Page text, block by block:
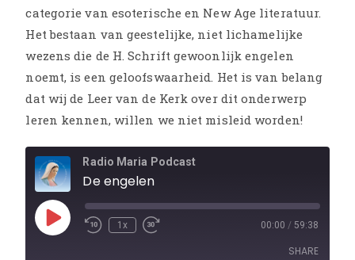
categorie van esoterische en New Age literatuur.
Het bestaan van geestelijke, niet lichamelijke
wezens die de H. Schrift gewoonlijk engelen
noemt, is een geloofswaarheid. Het is van belang
dat wij de Leer van de Kerk over dit onderwerp
leren kennen, willen we niet misleid worden!
Radio Maria Podcast
De engelen
1x 00:00 / 59:38
SHARE